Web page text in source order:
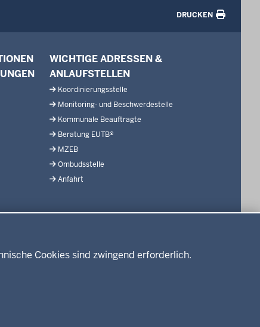
Cookies sind zwingend erforderlich.
DRUCKEN
WICHTIGE ADRESSEN &
ANLAUFSTELLEN
Koordinierungsstelle
Monitoring- und Beschwerdestelle
Kommunale Beauftragte
Beratung EUTB®
MZEB
Ombudsstelle
Anfahrt